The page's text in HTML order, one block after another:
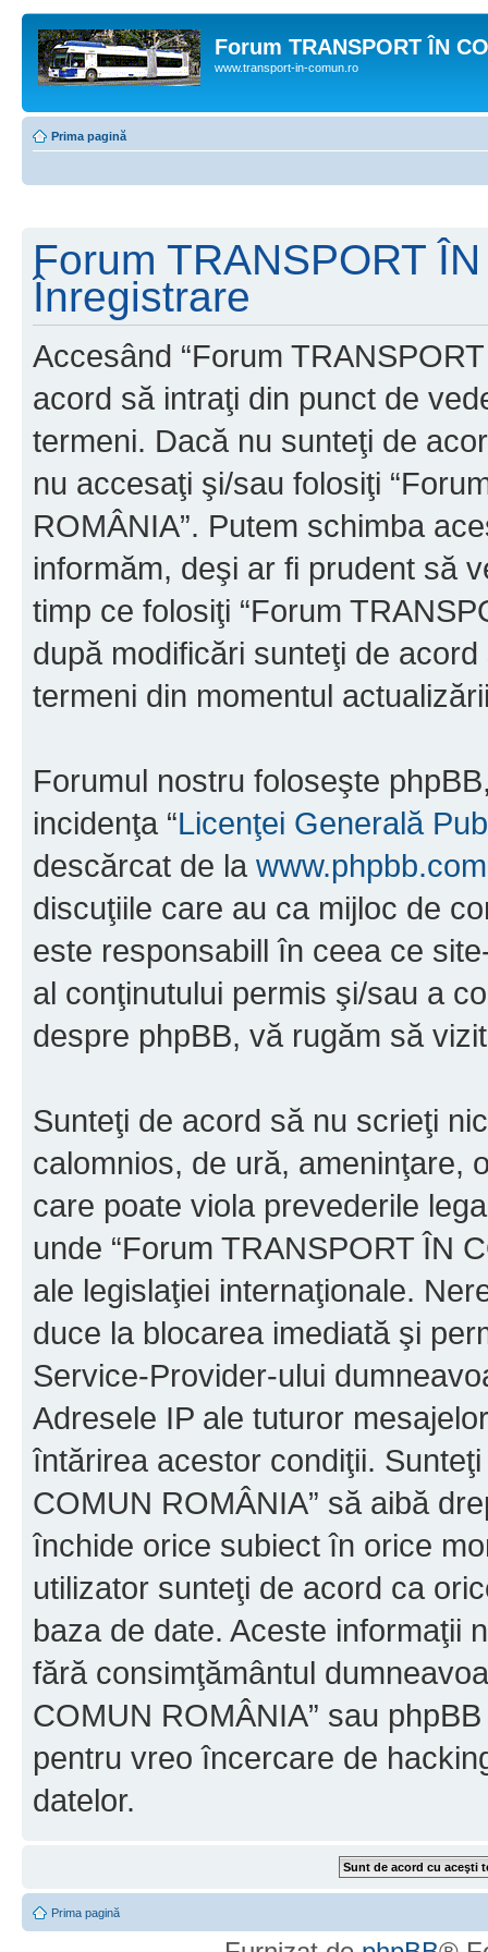
Forum TRANSPORT ÎN
www.transport-in-comun.ro
Prima pagină
Forum TRANSPORT
Înregistrare
Accesând “Forum
acord să intraţi din punct de
termeni. Dacă nu sunteţi de
nu accesaţi şi/sau folosiţi
ROMÂNIA”. Putem schimba
informăm, deşi ar fi prudent să
timp ce folosiţi “Forum
după modificări sunteţi de
termeni din momentul
Forumul nostru foloseşte
incidenţa “Licenţei Generală
descărcat de la www.phpbb.com
discuţiile care au ca mijloc de
este responsabill în ceea ce
al conţinutului permis şi/sau a
despre phpBB, vă rugăm să
Sunteţi de acord să nu scrieţi
calomnios, de ură, ameninţare,
care poate viola prevederile
unde “Forum TRANSPORT ÎN
ale legislaţiei internaţionale.
duce la blocarea imediată şi
Service-Provider-ului
Adresele IP ale tuturor
întărirea acestor condiţii.
COMUN ROMÂNIA” să aibă
închide orice subiect în orice
utilizator sunteţi de acord ca
baza de date. Aceste informaţii
fără consimţământul
COMUN ROMÂNIA” sau
pentru vreo încercare de
datelor.
Prima pagină